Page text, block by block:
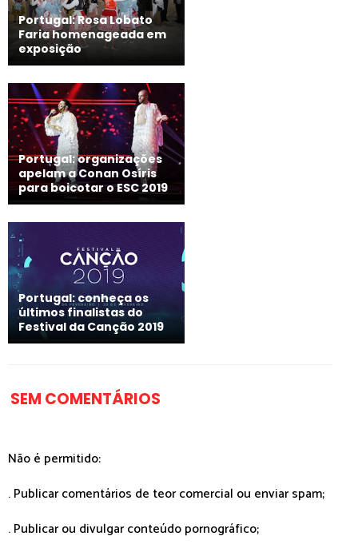
Portugal: Rosa Lobato
Faria homenageada em
exposição
Portugal: organizações
apelam a Conan Osíris
para boicotar o ESC 2019
Portugal: conheça os
últimos finalistas do
Festival da Canção 2019
SEM COMENTÁRIOS
Não é permitido:
. Publicar comentários de teor comercial ou enviar spam;
. Publicar ou divulgar conteúdo pornográfico;